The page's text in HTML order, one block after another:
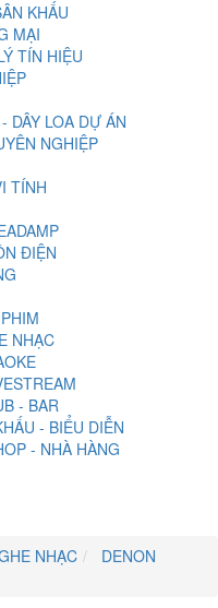
KHẤU
MẠI
TÍN HIỆU
DÂY LOA DỰ ÁN
NGHIỆP
TÍNH
ĐIỆN
NHẠC
- BAR
- BIỂU DIỄN
- NHÀ HÀNG
NHẠC
DENON